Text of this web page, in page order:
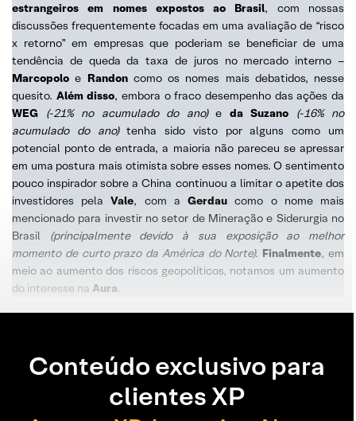
estrangeiros em nomes expostos ao Brasil, com nossas
discussões frequentemente focadas em uma avaliação de “risco
x retorno” em empresas que poderiam se beneficiar de uma
tendência de queda da taxa de juros no mercado interno –
Marcopolo e Randoncomo os nomes mais debatidos, nesse
quesito. Além disso, embora o fraco desempenho das ações da
WEG (-21% no acumulado do ano)e da Suzano (-16% no
acumulado do ano)tenha sido visto por alguns como um
potencial ponto de entrada, a maioria não pareceu se apressar
em uma postura mais otimista sobre esses nomes. O sentimento
pouco inspirador sobre a China continuou a limitar o apetite dos
investidores pelaVale, com aGerdau como o nome mais
mencionado para investir no setor de Mineração e Siderurgia no
Brasil (principalmente devido à sua exposição ao melhor
momento de curto prazo da América do Norte). Finalmente, em
meio ao aumento dos riscos geopolíticos, notamos um aumento
do interesse na Aura.
Conteúdo exclusivo para
clientes XP